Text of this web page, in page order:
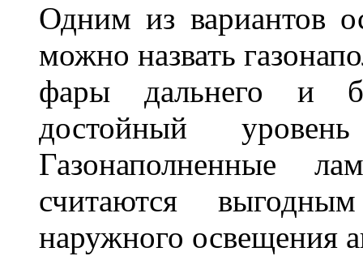
Одним из вариантов
можно назвать
фары дальнего и
достойный
Газонаполненные
считаются
наружного освещения